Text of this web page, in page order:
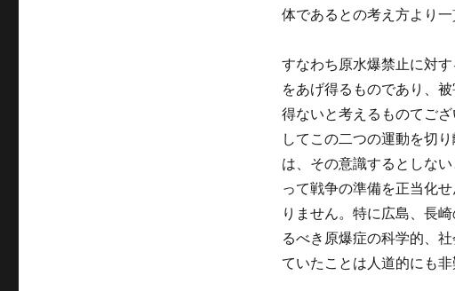
体であるとの考え方より一
すなわち原水爆禁止に対
をあげ得るものであり、
得ないと考えるものてご
してこの二つの運動を切
は、その意識するとしな
って戦争の準備を正当化
りません。特に広島、長
るべき原爆症の科学的、
ていたことは人道的にも非